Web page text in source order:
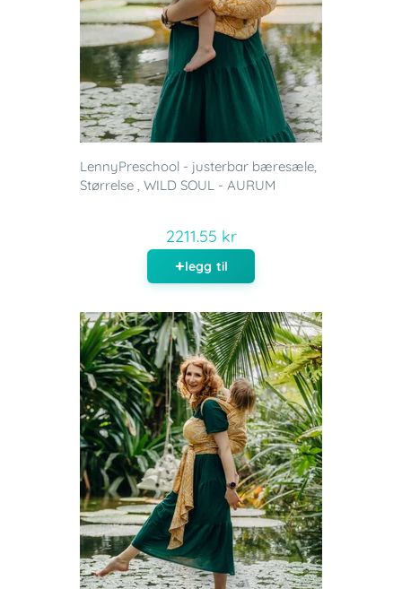
LennyPreschool - justerbar bæresæle,
Størrelse , WILD SOUL - AURUM
2211.55 kr
legg til